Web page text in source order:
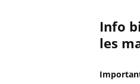
Info
les